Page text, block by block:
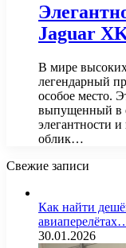
Jaguar
В мире
легендарный
особое место.
выпущенный в
элегантности
облик…
Свежие записи
Как найти
30.01.2026